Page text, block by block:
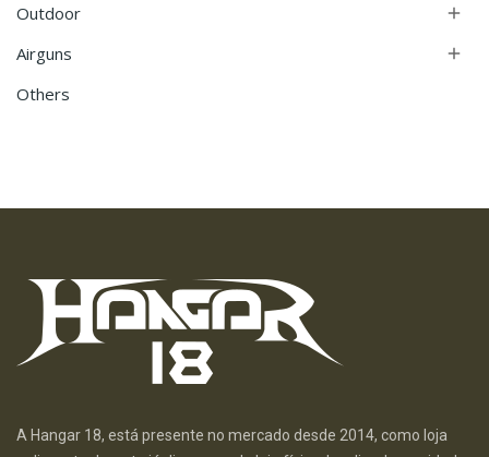
Outdoor 
Airguns 
Others
A Hangar 18, está presente no mercado desde 2014, como loja